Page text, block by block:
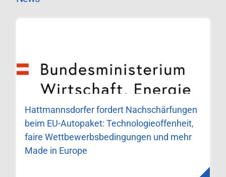
Hattmannsdorfer fordert Nachschärfungen
beim EU-Autopaket: Technologieoffenheit,
faire Wettbewerbsbedingungen und mehr
Made in Europe